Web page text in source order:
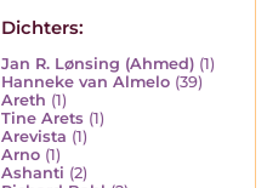
Dichters:
Jan R. Lønsing (Ahmed) (1)
Hanneke van Almelo (39)
Areth (1)
Tine Arets (1)
Arevista (1)
Arno (1)
Ashanti (2)